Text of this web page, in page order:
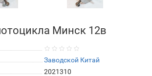
Минск 12в
Заводской Китай
2021310